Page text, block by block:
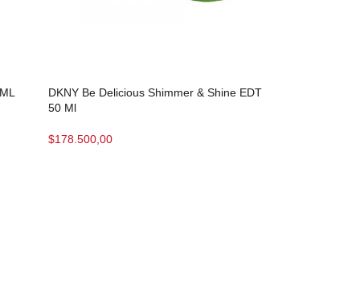
DKNY Be Delicious Shimmer & Shine EDT
50 Ml
$178.500,00